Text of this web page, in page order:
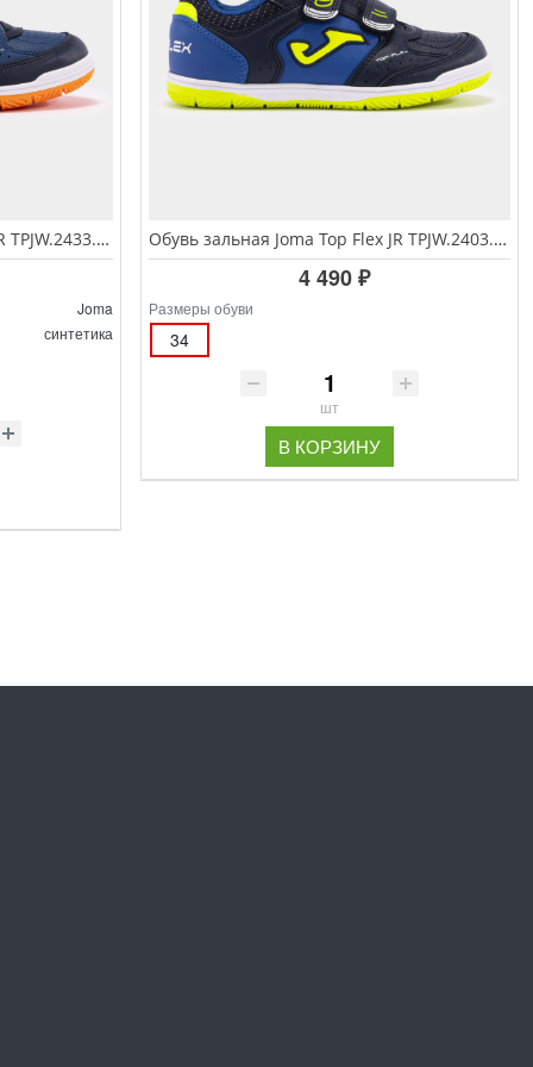
Обувь зальная Joma Top Flex JR TPJW.2433.IN
Joma
синтетика
Обувь зальная Joma Top Flex JR TPJW.2403.INV
4 490 ₽
Размеры обуви
34
шт
В КОРЗИНУ